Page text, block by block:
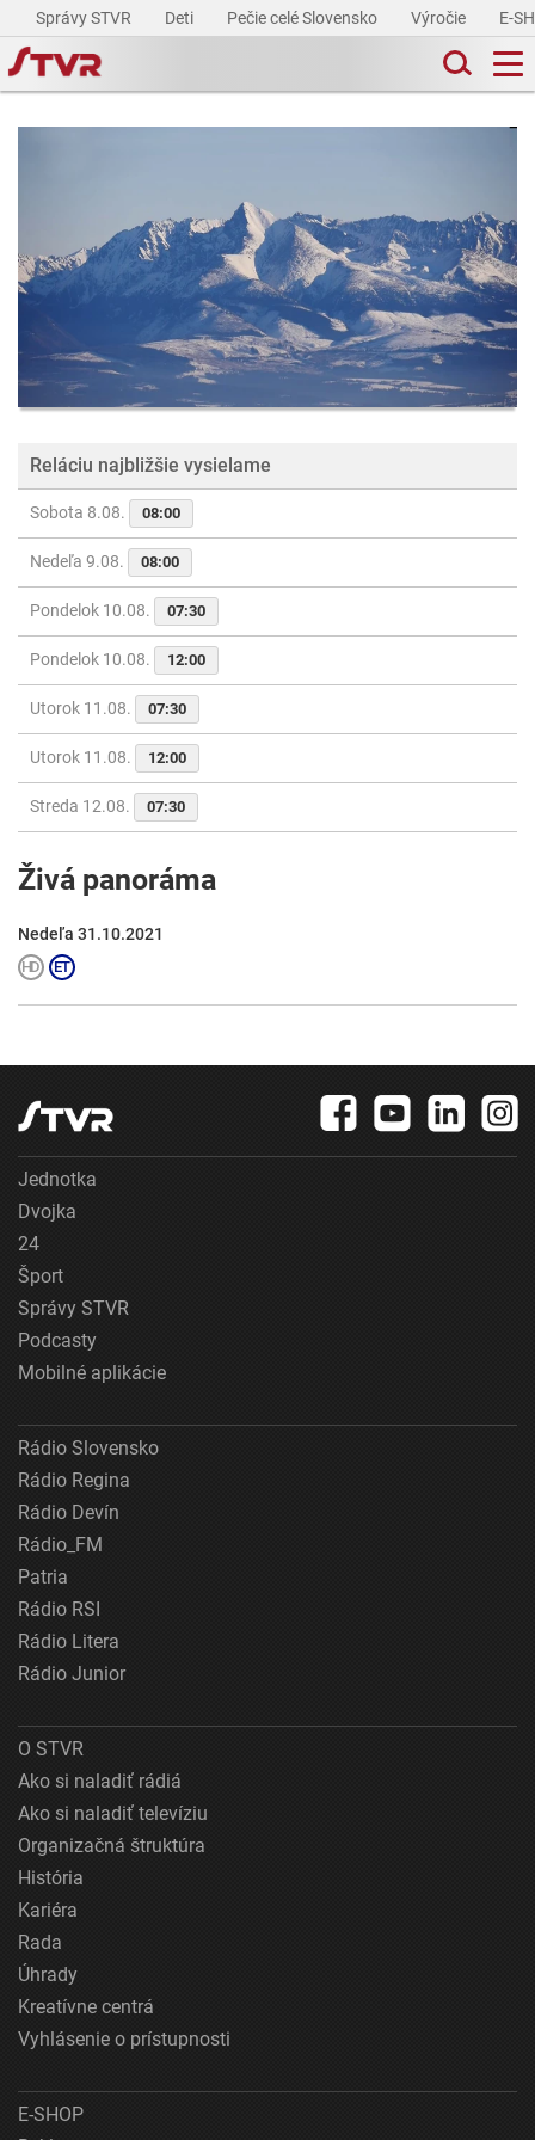
Správy STVR Deti Pečie celé Slovensko Výročie E-
Reláciu najbližšie vysielame
Sobota 8.08. 08:00
Nedeľa 9.08. 08:00
Pondelok 10.08. 07:30
Pondelok 10.08. 12:00
Utorok 11.08. 07:30
Utorok 11.08. 12:00
Streda 12.08. 07:30
Živá panoráma
Nedeľa 31.10.2021
Jednotka
Dvojka
24
Šport
Správy STVR
Podcasty
Mobilné aplikácie
Rádio Slovensko
Rádio Regina
Rádio Devín
Rádio_FM
Patria
Rádio RSI
Rádio Litera
Rádio Junior
O STVR
Ako si naladiť rádiá
Ako si naladiť televíziu
Organizačná štruktúra
História
Kariéra
Rada
Úhrady
Kreatívne centrá
Vyhlásenie o prístupnosti
E-SHOP